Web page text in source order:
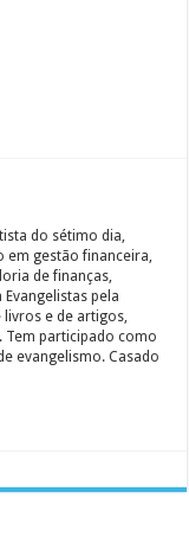
do sétimo dia,
gestão financeira,
de finanças,
pela
e de artigos,
Tem participado como
evangelismo. Casado